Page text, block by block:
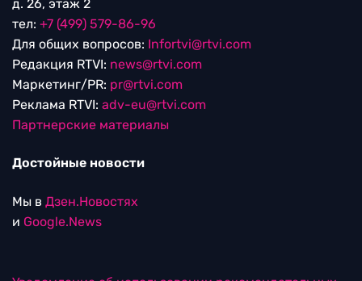
д. 26, этаж 2
тел: +7 (499) 579-86-96
Для общих вопросов: Infortvi@rtvi.com
Редакция RTVI: news@rtvi.com
Маркетинг/PR: pr@rtvi.com
Реклама RTVI: adv-eu@rtvi.com
Партнерские материалы
Достойные новости
Мы в Дзен.Новостях
и Google.News